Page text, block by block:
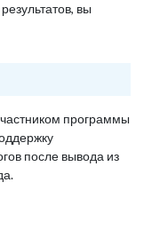
вы
программы
после вывода из